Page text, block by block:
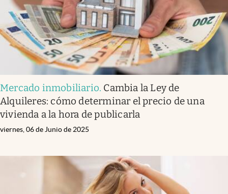
Mercado inmobiliario. Cambia la Ley de
Alquileres: cómo determinar el precio de una
vivienda a la hora de publicarla
viernes, 06 de Junio de 2025